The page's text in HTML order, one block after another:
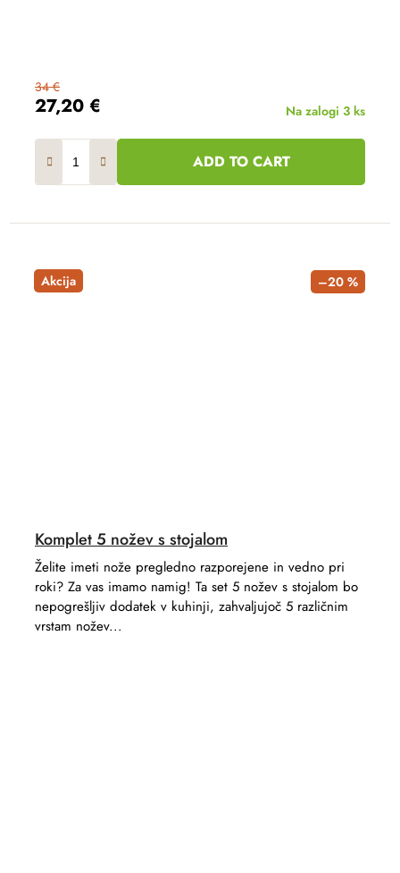
27,20 €
34 €
Na zalogi 3 ks
ADD TO CART
Akcija –20 %
Komplet 5 nožev s stojalom
Želite imeti nože pregledno razporejene in vedno pri
roki? Za vas imamo namig! Ta set 5 nožev s stojalom bo
nepogrešljiv dodatek v kuhinji, zahvaljujoč 5 različnim
vrstam nožev...